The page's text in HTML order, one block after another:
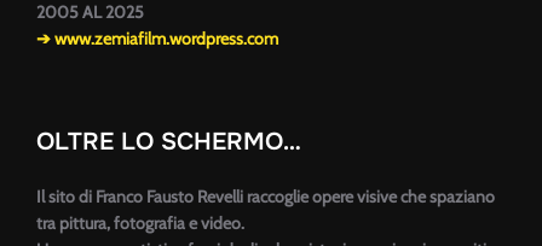
2005 AL 2025
➔ www.zemiafilm.wordpress.com
OLTRE LO SCHERMO…
Il sito di Franco Fausto Revelli raccoglie opere visive che spaziano
tra pittura, fotografia e video.